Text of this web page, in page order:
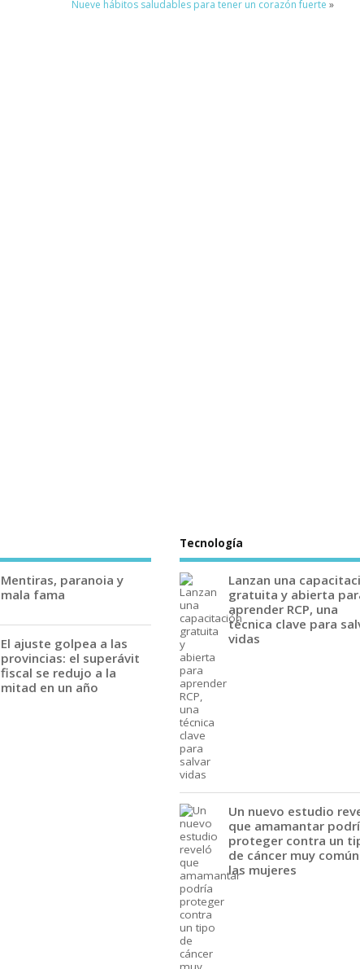
Nueve hábitos saludables para tener un corazón fuerte »
Mentiras, paranoia y
mala fama
El ajuste golpea a las
provincias: el superávit
fiscal se redujo a la
mitad en un año
Tecnología
Lanzan una
gratuita y abierta
aprender RCP, una
técnica clave para
vidas
Un nuevo estudio
que amamantar
proteger contra un
de cáncer muy
las mujeres